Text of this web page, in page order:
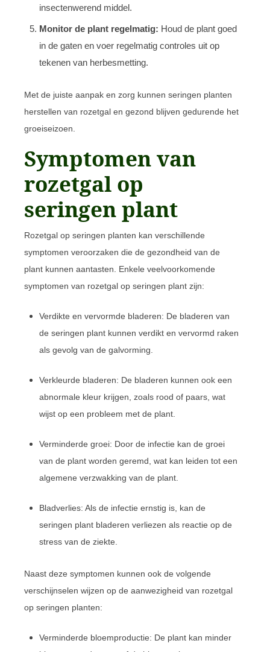
insectenwerend middel.
Monitor de plant regelmatig: Houd de plant goed
in de gaten en voer regelmatig controles uit op
tekenen van herbesmetting.
Met de juiste aanpak en zorg kunnen seringen planten
herstellen van rozetgal en gezond blijven gedurende het
groeiseizoen.
Symptomen van
rozetgal op
seringen plant
Rozetgal op seringen planten kan verschillende
symptomen veroorzaken die de gezondheid van de
plant kunnen aantasten. Enkele veelvoorkomende
symptomen van rozetgal op seringen plant zijn:
Verdikte en vervormde bladeren: De bladeren van
de seringen plant kunnen verdikt en vervormd raken
als gevolg van de galvorming.
Verkleurde bladeren: De bladeren kunnen ook een
abnormale kleur krijgen, zoals rood of paars, wat
wijst op een probleem met de plant.
Verminderde groei: Door de infectie kan de groei
van de plant worden geremd, wat kan leiden tot een
algemene verzwakking van de plant.
Bladverlies: Als de infectie ernstig is, kan de
seringen plant bladeren verliezen als reactie op de
stress van de ziekte.
Naast deze symptomen kunnen ook de volgende
verschijnselen wijzen op de aanwezigheid van rozetgal
op seringen planten:
Verminderde bloemproductie: De plant kan minder